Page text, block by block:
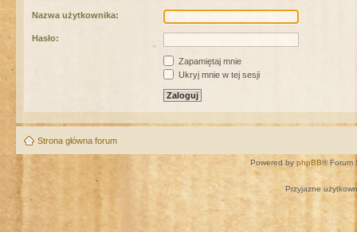
Nazwa użytkownika:
Hasło:
Zapamiętaj mnie
Ukryj mnie w tej sesji
Strona główna forum
Powered by phpBB® Forum
Przyjazne